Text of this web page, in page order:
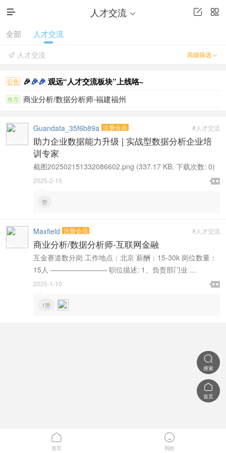
 人才交流  

全部 人才交流
高级筛选 
 人才交流
公告 🎉🎉🎉 观远“人才交流板块”上线咯~
推荐 商业分析/数据分析师-福建福州
#人才交流
Guandata_35f6b89a 注册会员
助力企业数据能力升级 | 实战型数据分析企业培
训专家
截图202502151332086602.png (337.17 KB, 下载次数: 0)

2025-2-15 
赞
#人才交流
Maxfield 注册会员
商业分析/数据分析师-互联网金融
互金赛道数分岗 工作地点：北京 薪酬：15-30k 岗位数量：
15人 ———————— 职位描述: 1、负责部门业 ...

2025-1-10 
1赞

搜索

首页

首页

我的